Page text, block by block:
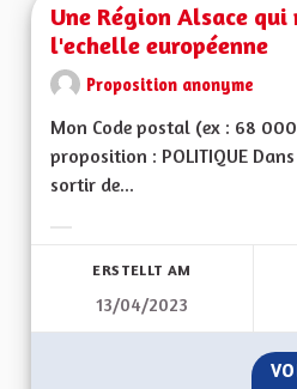
Une Région Alsace qui
l'echelle européenne
Proposition anonyme
Mon Code postal (ex : 68
proposition : POLITIQUE
sortir de...
ERSTELLT AM
13/04/2023